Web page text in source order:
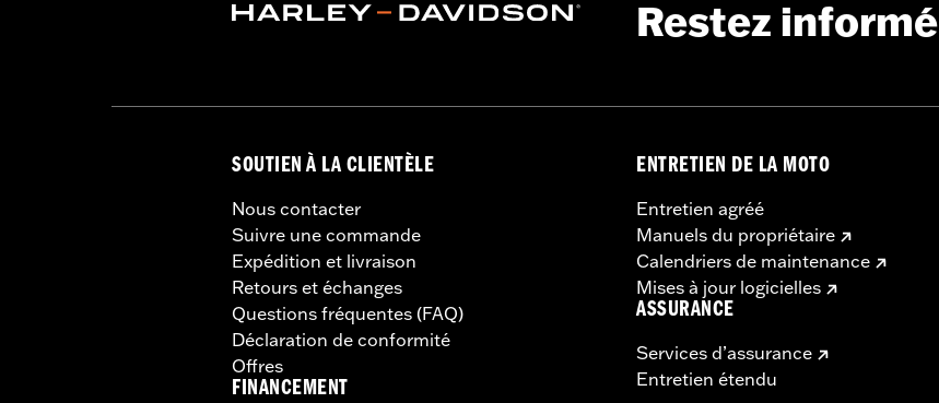
Vendu à l'unité:Paire
Restez informé
SOUTIEN À LA CLIENTÈLE
Nous contacter
Suivre une commande
Expédition et livraison
Retours et échanges
Questions fréquentes (FAQ)
Déclaration de conformité
Offres
FINANCEMENT
ENTRETIEN DE LA MOTO
Entretien agréé
Manuels du propriétaire
Calendriers de maintenance
Mises à jour logicielles
ASSURANCE
Services d’assurance
Entretien étendu